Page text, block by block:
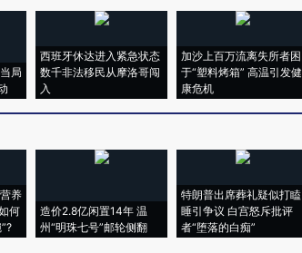
局
西班牙休达进入紧急状态
数千非法移民从摩洛哥闯
入
加沙上百万流离失所者困
于“塑料烤箱” 高温引发健
康危机
养
何
造价2.8亿闲置14年 温
州“明珠七号”邮轮侧翻
特朗普出席葬礼疑似打瞌
睡引争议 白宫怒斥批评
者“堕落的白痴”